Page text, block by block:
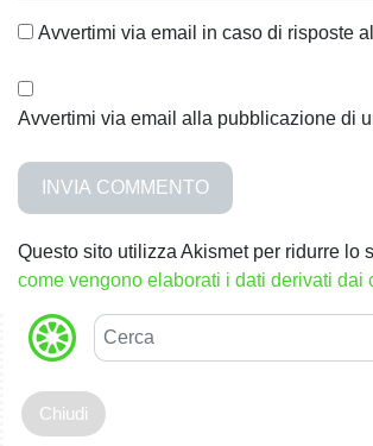
Avvertimi via email in caso di risposte
Avvertimi via email alla pubblicazione di
Questo sito utilizza Akismet per ridurre lo
come vengono elaborati i dati derivati dai
C
e
c